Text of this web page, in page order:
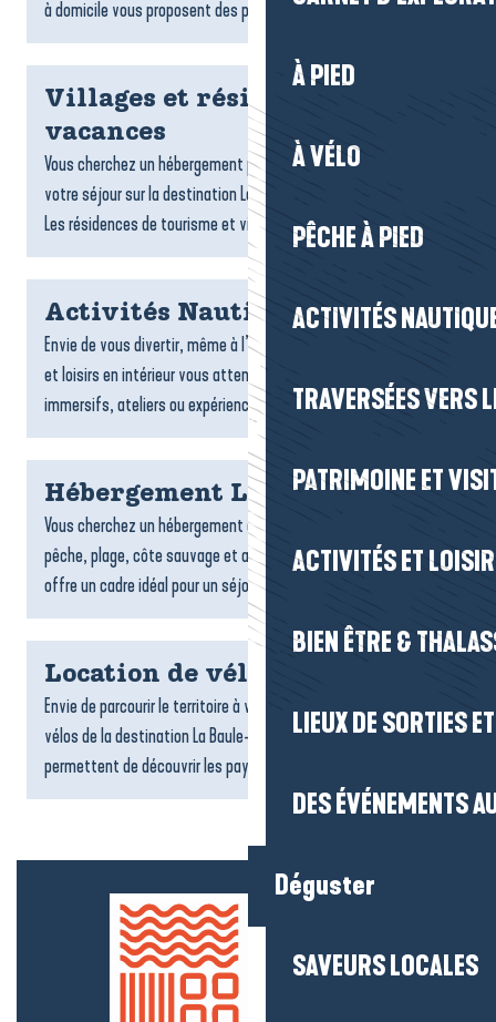
À PIED
À VÉLO
PÊCHE À PIED
ACTIVITÉS
TRAVERSÉES VERS
PATRIMOINE ET
ACTIVITÉS ET
BIEN ÊTRE &
LIEUX DE SORTIES
DES ÉVÉNEMENTS
Déguster
SAVEURS LOCALES
à domicile vous proposent des plats gourmands,...
Villages et résidences
vacances
Vous cherchez un hébergement pratique et confortable pour
votre séjour sur la destination La Baule-Presqu’île de Guérande ?
Les résidences de tourisme et villages vacances sont...
Activités Nautiques
Envie de vous divertir, même à l’abri ? De nombreuses activités
et loisirs en intérieur vous attendent : jeux, sports, espaces
immersifs, ateliers ou expériences ludiques....
Hébergement La Turballe
Vous cherchez un hébergement à La Turballe ? Entre port de
pêche, plage, côte sauvage et ambiance maritime, la commune
offre un cadre idéal pour un séjour authentique face à...
Location de vélos
Envie de parcourir le territoire à votre rythme ? Les loueurs de
vélos de la destination La Baule-Presqu’île de Guérande vous
permettent de découvrir les paysages, les villages...